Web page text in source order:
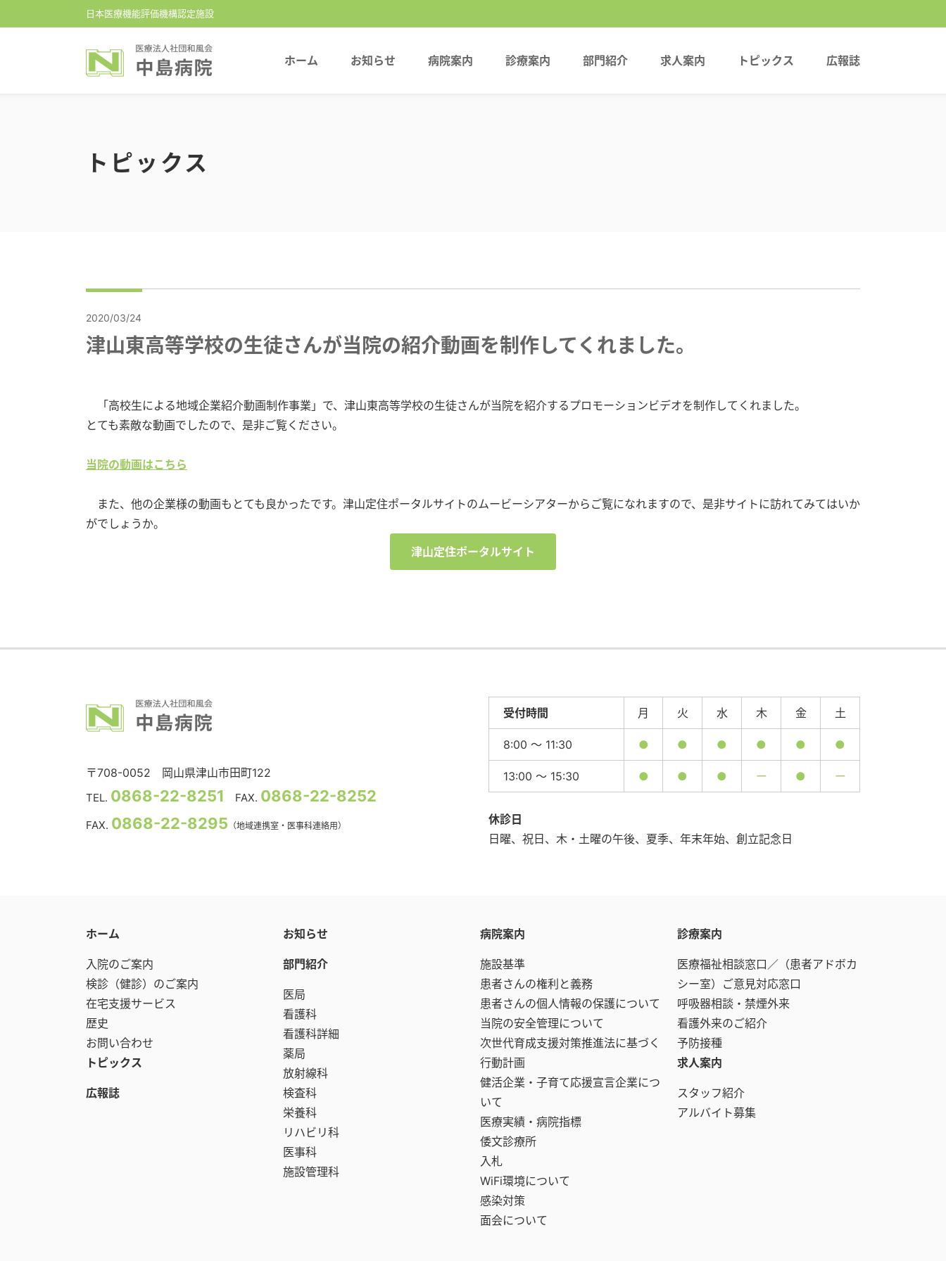
日本医療機能評価機構認定施設
ホーム お知らせ 病院案内 診療案内 部門紹介 求人案内 トピックス 広報誌
トピックス
2020/03/24
津山東高等学校の生徒さんが当院の紹介動画を制作してくれました。
「高校生による地域企業紹介動画制作事業」で、津山東高等学校の生徒さんが当院を紹介するプロモーションビデオを制作してくれました。
とても素敵な動画でしたので、是非ご覧ください。
当院の動画はこちら
また、他の企業様の動画もとても良かったです。津山定住ポータルサイトのムービーシアターからご覧になれますので、是非サイトに訪れてみてはいか
がでしょうか。
津山定住ポータルサイト
〒708-0052 岡山県津山市田町122
TEL. 0868-22-8251 FAX. 0868-22-8252
FAX. 0868-22-8295 （地域連携室・医事科連絡用）
受付時間 月 火 水 木 金 土
8:00 ～ 11:30 ● ● ● ● ● ●
13:00 ～ 15:30 ● ● ● ー ● ー
休診日
日曜、祝日、木・土曜の午後、夏季、年末年始、創立記念日
ホーム
入院のご案内
検診（健診）のご案内
在宅支援サービス
歴史
お問い合わせ
トピックス
広報誌
お知らせ
部門紹介
医局
看護科
看護科詳細
薬局
放射線科
検査科
栄養科
リハビリ科
医事科
施設管理科
病院案内
施設基準
患者さんの権利と義務
患者さんの個人情報の保護について
当院の安全管理について
次世代育成支援対策推進法に基づく
行動計画
健活企業・子育て応援宣言企業につ
いて
医療実績・病院指標
倭文診療所
入札
WiFi環境について
感染対策
面会について
診療案内
医療福祉相談窓口／（患者アドボカ
シー室）ご意見対応窓口
呼吸器相談・禁煙外来
看護外来のご紹介
予防接種
求人案内
スタッフ紹介
アルバイト募集